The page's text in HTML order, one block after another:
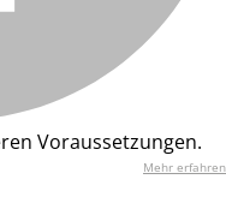
Voraussetzungen.
Mehr erfahren